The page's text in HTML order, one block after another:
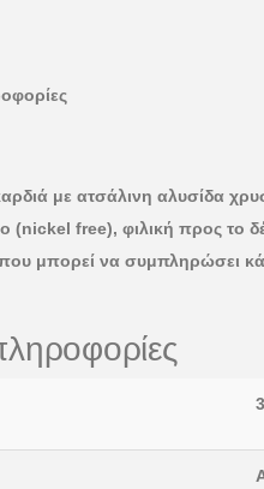
με ατσάλινη αλυσίδα
(nickel free), φιλική προς
που μπορεί να συμπληρώσει